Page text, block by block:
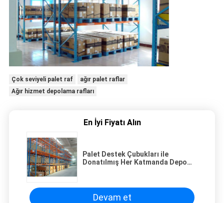
Çok seviyeli palet raf
ağır palet raflar
Ağır hizmet depolama rafları
En İyi Fiyatı Alın
Palet Destek Çubukları ile
Donatılmış Her Katmanda Depo
Devam et